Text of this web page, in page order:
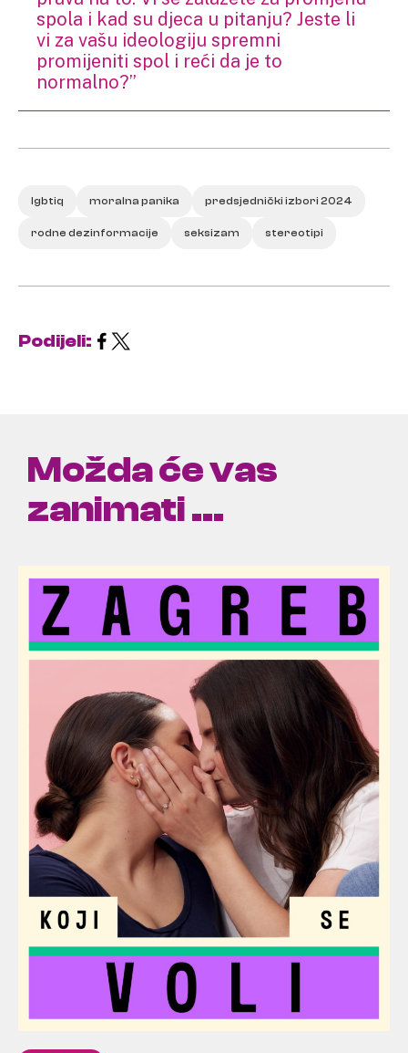
spola i kad su djeca u pitanju? Jeste li
vi za vašu ideologiju spremni
promijeniti spol i reći da je to
normalno?”
lgbtiq moralna panika predsjednički izbori 2024
rodne dezinformacije seksizam stereotipi
Podijeli:
Možda će vas
zanimati ...